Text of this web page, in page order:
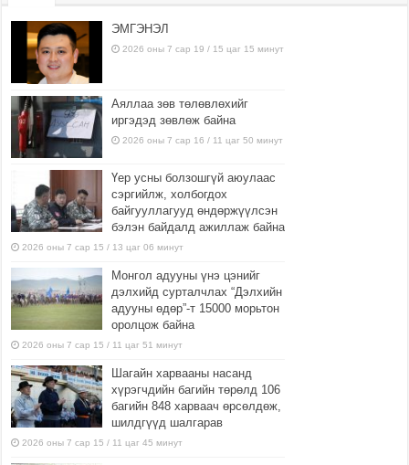
ЭМГЭНЭЛ
2026 оны 7 сар 19 / 15 цаг 15 минут
Аяллаа зөв төлөвлөхийг
иргэдэд зөвлөж байна
2026 оны 7 сар 16 / 11 цаг 50 минут
Үер усны болзошгүй аюулаас
сэргийлж, холбогдох
байгууллагууд өндөржүүлсэн
бэлэн байдалд ажиллаж байна
2026 оны 7 сар 15 / 13 цаг 06 минут
Монгол адууны үнэ цэнийг
дэлхийд сурталчлах “Дэлхийн
адууны өдөр”-т 15000 морьтон
оролцож байна
2026 оны 7 сар 15 / 11 цаг 51 минут
Шагайн харвааны насанд
хүрэгчдийн багийн төрөлд 106
багийн 848 харваач өрсөлдөж,
шилдгүүд шалгарав
2026 оны 7 сар 15 / 11 цаг 45 минут